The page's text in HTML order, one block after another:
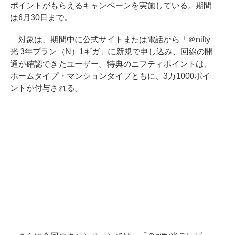
ポイントがもらえるキャンペーンを実施している。期間
は6月30日まで。
対象は、期間中に公式サイトまたは電話から「＠nifty
光 3年プラン（N）1ギガ」に新規で申し込み、回線の開
通が確認できたユーザー。特典のニフティポイントは、
ホームタイプ・マンションタイプともに、3万1000ポイ
ントが付与される。